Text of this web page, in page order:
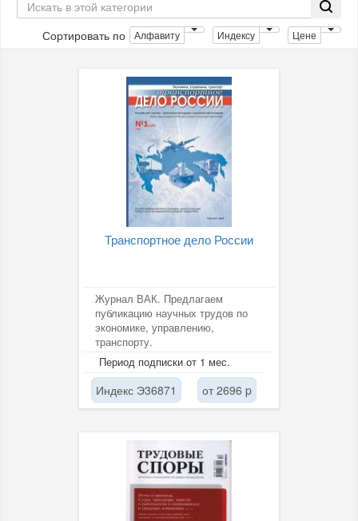
Сортировать по Алфавиту Индексу Цене
Транспортное дело России
Журнал ВАК. Предлагаем
публикацию научных трудов по
экономике, управлению,
транспорту.
Период подписки от 1 мес.
Индекс Э36871 от 2696 p